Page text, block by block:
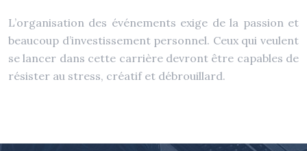
L’organisation des événements exige de la passion et
beaucoup d’investissement personnel. Ceux qui veulent
se lancer dans cette carrière devront être capables de
résister au stress, créatif et débrouillard.